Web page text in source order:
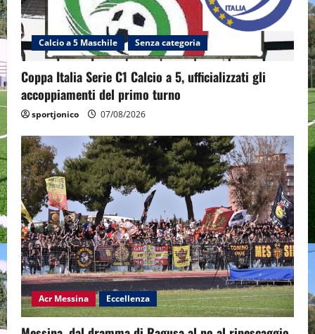
Calcio a 5 Maschile Senza categoria
Coppa Italia Serie C1 Calcio a 5, ufficializzati gli
accoppiamenti del primo turno
sportjonico 07/08/2026
Acr Messina Eccellenza